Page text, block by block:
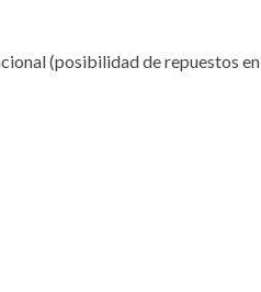
(posibilidad de repuestos